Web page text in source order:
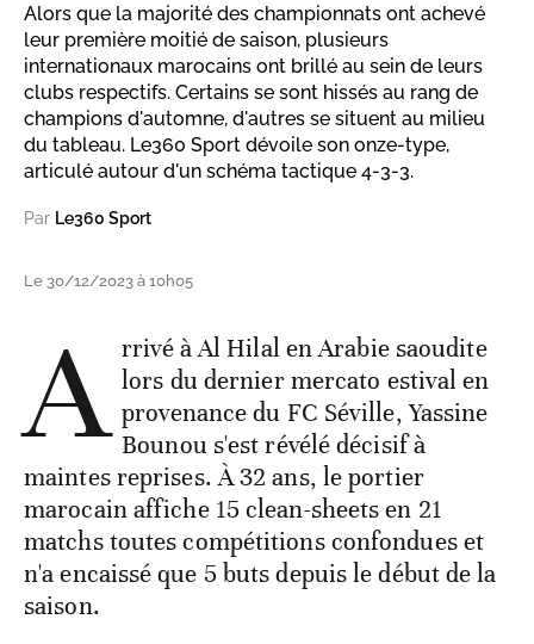
Alors que la majorité des championnats ont achevé
leur première moitié de saison, plusieurs
internationaux marocains ont brillé au sein de leurs
clubs respectifs. Certains se sont hissés au rang de
champions d'automne, d'autres se situent au milieu
du tableau. Le360 Sport dévoile son onze-type,
articulé autour d'un schéma tactique 4-3-3.
Par Le360 Sport
Le 30/12/2023 à 10h05
A rrivé à Al Hilal en Arabie saoudite
lors du dernier mercato estival en
provenance du FC Séville, Yassine
Bounou s'est révélé décisif à
maintes reprises. À 32 ans, le portier
marocain affiche 15 clean-sheets en 21
matchs toutes compétitions confondues et
n'a encaissé que 5 buts depuis le début de la
saison.